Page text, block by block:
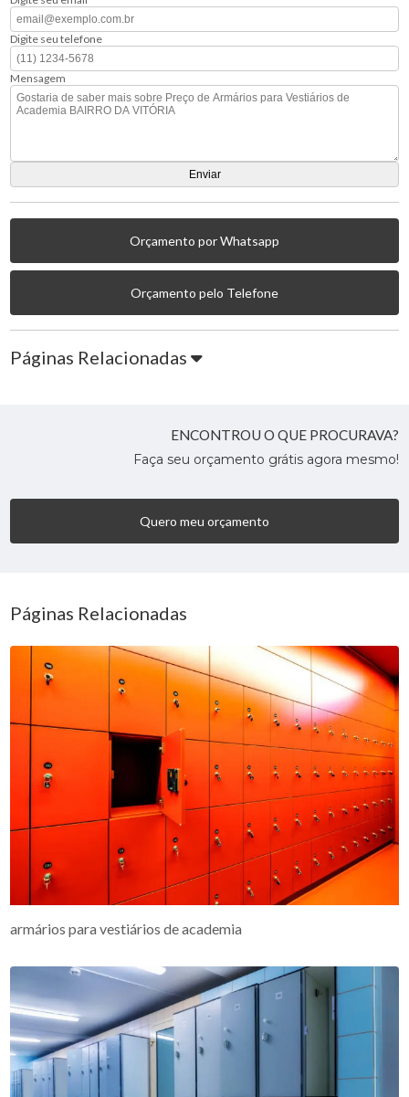
Digite seu telefone
Mensagem
Orçamento por Whatsapp
Orçamento pelo Telefone
Páginas Relacionadas
ENCONTROU O QUE PROCURAVA?
Faça seu orçamento grátis agora mesmo!
Quero meu orçamento
Páginas Relacionadas
armários para vestiários de academia